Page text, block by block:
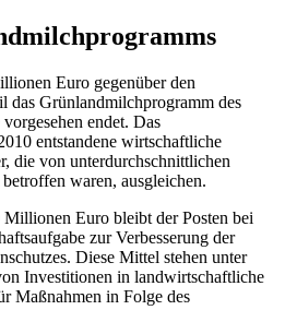
Euro gegenüber den
das Grünlandmilchprogramm des
endet. Das
entstandene wirtschaftliche
die von unterdurchschnittlichen
waren, ausgleichen.
Euro bleibt der Posten bei
zur Verbesserung der
Diese Mittel stehen unter
Investitionen in landwirtschaftliche
Maßnahmen in Folge des